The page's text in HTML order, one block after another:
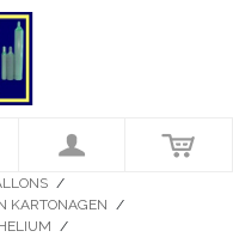
/
KARTONAGEN /
/